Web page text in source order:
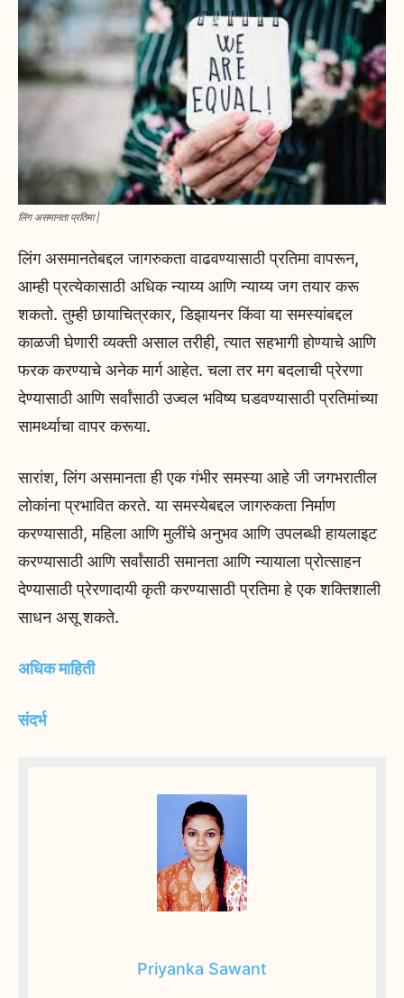
लिंग असमानता प्रतिमा |
लिंग असमानतेबद्दल जागरुकता वाढवण्यासाठी प्रतिमा वापरून,
आम्ही प्रत्येकासाठी अधिक न्याय्य आणि न्याय्य जग तयार करू
शकतो. तुम्ही छायाचित्रकार, डिझायनर किंवा या समस्यांबद्दल
काळजी घेणारी व्यक्ती असाल तरीही, त्यात सहभागी होण्याचे आणि
फरक करण्याचे अनेक मार्ग आहेत. चला तर मग बदलाची प्रेरणा
देण्यासाठी आणि सर्वांसाठी उज्वल भविष्य घडवण्यासाठी प्रतिमांच्या
सामर्थ्याचा वापर करूया.
सारांश, लिंग असमानता ही एक गंभीर समस्या आहे जी जगभरातील
लोकांना प्रभावित करते. या समस्येबद्दल जागरुकता निर्माण
करण्यासाठी, महिला आणि मुलींचे अनुभव आणि उपलब्धी हायलाइट
करण्यासाठी आणि सर्वांसाठी समानता आणि न्यायाला प्रोत्साहन
देण्यासाठी प्रेरणादायी कृती करण्यासाठी प्रतिमा हे एक शक्तिशाली
साधन असू शकते.
अधिक माहिती
संदर्भ
Priyanka Sawant